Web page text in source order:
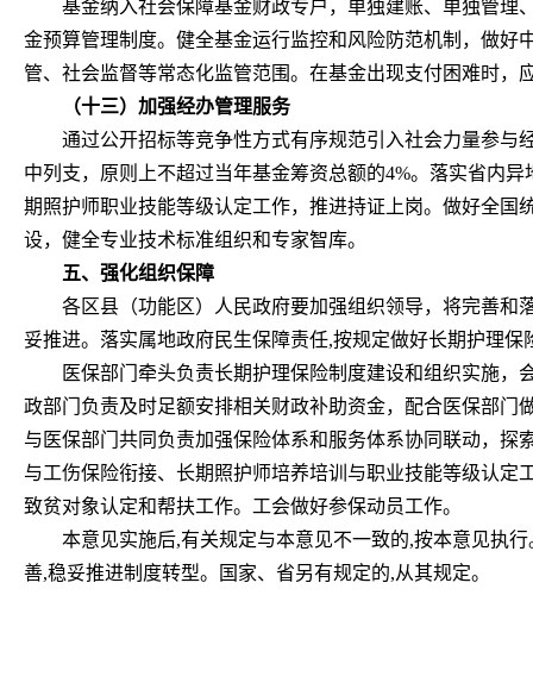
基金纳入社会保障基金财政专户，单独建账、单独管理
金预算管理制度。健全基金运行监控和风险防范机制，做
管、社会监督等常态化监管范围。在基金出现支付困难时，
（十三）加强经办管理服务
通过公开招标等竞争性方式有序规范引入社会力量参与
中列支，原则上不超过当年基金筹资总额的4%。落实省内
期照护师职业技能等级认定工作，推进持证上岗。做好全国
设，健全专业技术标准组织和专家智库。
五、强化组织保障
各区县（功能区）人民政府要加强组织领导，将完善和
妥推进。落实属地政府民生保障责任,按规定做好长期护理
医保部门牵头负责长期护理保险制度建设和组织实施
政部门负责及时足额安排相关财政补助资金，配合医保部
与医保部门共同负责加强保险体系和服务体系协同联动，
与工伤保险衔接、长期照护师培养培训与职业技能等级认
致贫对象认定和帮扶工作。工会做好参保动员工作。
本意见实施后,有关规定与本意见不一致的,按本意见执
善,稳妥推进制度转型。国家、省另有规定的,从其规定。